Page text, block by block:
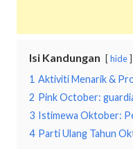
Isi Kandungan hide
1 Aktiviti Menarik &
2 Pink October:
3 Istimewa Oktober:
4 Parti Ulang Tahun